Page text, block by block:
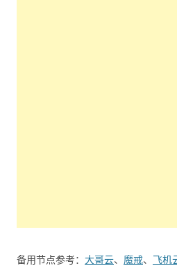
备用节点参考： 大哥云、 魔戒、 飞机